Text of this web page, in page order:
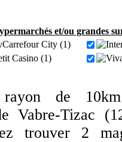
et/ou grandes
Carrefour City (1)
Casino (1)
de
Vabre-Tizac
trouver 2